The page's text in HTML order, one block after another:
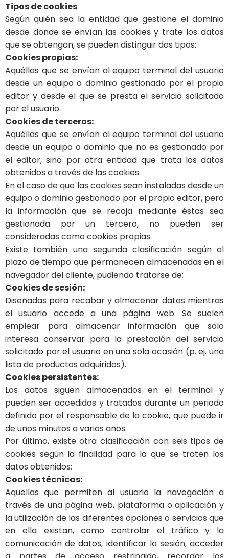
Tipos de cookies
Según quién sea la entidad que gestione el dominio
desde donde se envían las cookies y trate los datos
que se obtengan, se pueden distinguir dos tipos:
Cookies propias:
Aquéllas que se envían al equipo terminal del usuario
desde un equipo o dominio gestionado por el propio
editor y desde el que se presta el servicio solicitado
por el usuario.
Cookies de terceros:
Aquéllas que se envían al equipo terminal del usuario
desde un equipo o dominio que no es gestionado por
el editor, sino por otra entidad que trata los datos
obtenidos a través de las cookies.
En el caso de que las cookies sean instaladas desde un
equipo o dominio gestionado por el propio editor, pero
la información que se recoja mediante éstas sea
gestionada por un tercero, no pueden ser
consideradas como cookies propias.
Existe también una segunda clasificación según el
plazo de tiempo que permanecen almacenadas en el
navegador del cliente, pudiendo tratarse de:
Cookies de sesión:
Diseñadas para recabar y almacenar datos mientras
el usuario accede a una página web. Se suelen
emplear para almacenar información que solo
interesa conservar para la prestación del servicio
solicitado por el usuario en una sola ocasión (p. ej. una
lista de productos adquiridos).
Cookies persistentes:
Los datos siguen almacenados en el terminal y
pueden ser accedidos y tratados durante un periodo
definido por el responsable de la cookie, que puede ir
de unos minutos a varios años.
Por último, existe otra clasificación con seis tipos de
cookies según la finalidad para la que se traten los
datos obtenidos:
Cookies técnicas:
Aquellas que permiten al usuario la navegación a
través de una página web, plataforma o aplicación y
la utilización de las diferentes opciones o servicios que
en ella existan, como controlar el tráfico y la
comunicación de datos, identificar la sesión, acceder